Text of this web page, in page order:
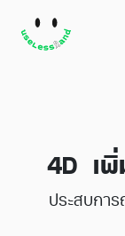
4Dเพิ่
ประสบกา